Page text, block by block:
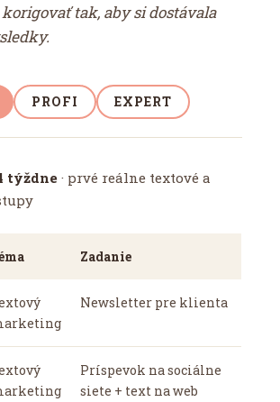
tak, aby si dostávala
PROFI EXPERT
týždne · prvé reálne textové a
Zadanie
Newsletter pre klienta
Príspevok na sociálne
siete + text na web